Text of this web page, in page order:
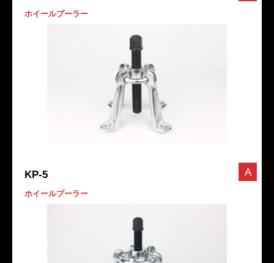
ホイールプーラー
KP-5
ホイールプーラー
A